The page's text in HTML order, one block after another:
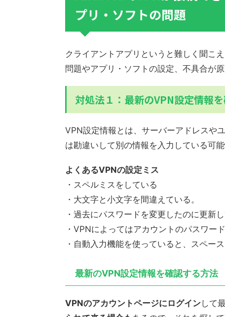
プリ・ソフトの問題
クライアントアプリというと難しく聞こ
問題やアプリ・ソフトの設定、不具合が
対処法１：最新のVPN設定情報
VPN設定情報とは、サーバーアドレスや
は勘違いして別の情報を入力している可
よくあるVPNの設定ミス
・スペルミスをしている
・大文字と小文字を間違えている。
・過去にパスワードを変更したのに更新し
・VPNによってはアカウントのパスワー
・自動入力機能を使っていると、スペー
最新のVPN設定情報を確認する方法
VPNのアカウントページにログインして